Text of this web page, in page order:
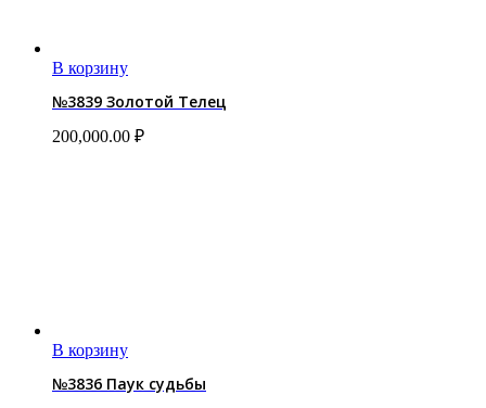
В корзину
№3839 Золотой Телец
200,000.00 ₽
В корзину
№3836 Паук судьбы